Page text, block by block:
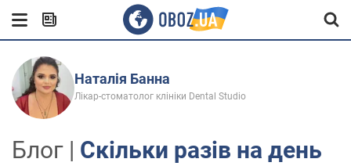
Наталія Банна
Лікар-стоматолог клініки Dental Studio
Блог | Скільки разів на день